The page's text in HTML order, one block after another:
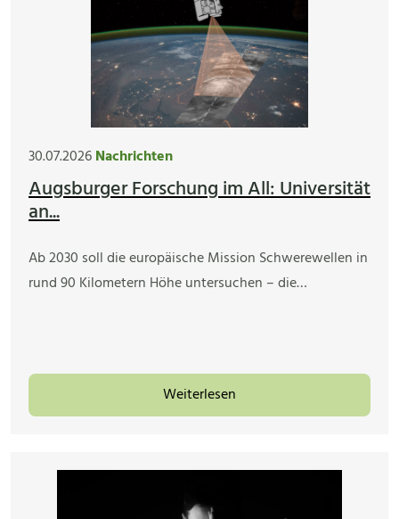
30.07.2026Nachrichten
Augsburger Forschung im All: Universität
an...
Ab 2030 soll die europäische Mission Schwerewellen in
rund 90 Kilometern Höhe untersuchen – die…
Weiterlesen